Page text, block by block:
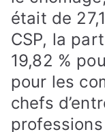
était de
CSP, la
19,82 %
pour les
chefs